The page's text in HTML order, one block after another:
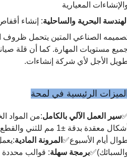
المعيارية
الهندسة البحرية والساحلية: إنشاء
الصناعي المتين يتحمل ظروف
مستويات المهارة. كما أن قلة
الأجل لأي شركة إنشاءات.
الميزات الرئيسية في لمحة
سير العمل الآلي بالكامل:من المواد
أشكال معقدة بدقة ±1 مم للثني والقطع✅
أيام الأسبوع✅المرونة المادية
برمجة سهلة: قوالب محددة